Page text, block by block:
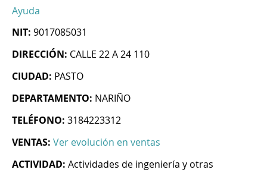
Ayuda
NIT: 9017085031
DIRECCIÓN: CALLE 22 A 24 110
CIUDAD: PASTO
DEPARTAMENTO: NARIÑO
TELÉFONO: 3184223312
VENTAS: Ver evolución en ventas
ACTIVIDAD: Actividades de ingeniería y otras